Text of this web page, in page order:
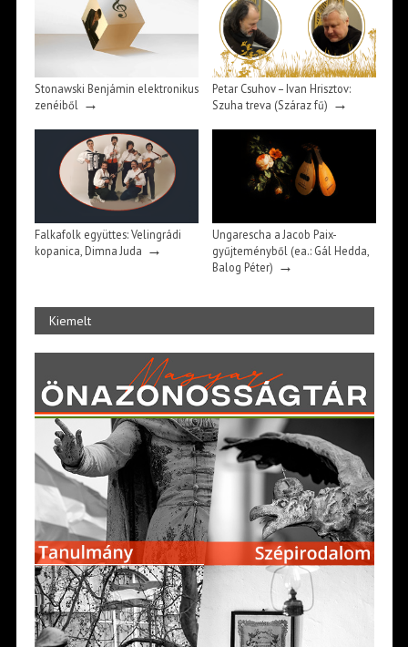
Stonawski Benjámin elektronikus
zenéiből→
Petar Csuhov – Ivan Hrisztov:
Szuha treva (Száraz fű) →
Falkafolk együttes: Velingrádi
kopanica, Dimna Juda →
Ungarescha a Jacob Paix-
gyűjteményből (ea.: Gál Hedda,
Balog Péter) →
Kiemelt